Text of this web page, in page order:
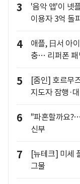
3
'음악 앱'이 넷
이용자 3억 돌
4
애플, 日서 아
충… 리퍼폰 패
5
[줌인] 호르무
지도자 잠행·
6
"파혼할까요
신부
7
[뉴테크] 미세
그물